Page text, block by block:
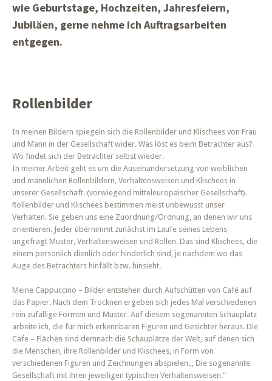
wie Geburtstage, Hochzeiten, Jahresfeiern,
Jubiläen, gerne nehme ich Auftragsarbeiten
entgegen.
Rollenbilder
In meinen Bildern spiegeln sich die Rollenbilder und Klischees von Frau
und Mann in der Gesellschaft wider. Was löst es beim Betrachter aus?
Wo findet sich der Betrachter selbst wieder.
In meiner Arbeit geht es um die Auseinandersetzung von weiblichen
und männlichen Rollenbildern, Verhaltensweisen und Klischees in
unserer Gesellschaft. (vorwiegend mitteleuropäischer Gesellschaft).
Rollenbilder und Klischees bestimmen meist unbewusst unser
Verhalten. Sie geben uns eine Zuordnung/Ordnung, an denen wir uns
orientieren. Jeder übernimmt zunächst im Laufe seines Lebens
ungefragt Muster, Verhaltensweisen und Rollen. Das sind Klischees, die
einem persönlich dienlich oder hinderlich sind, je nachdem wo das
Auge des Betrachters hinfällt bzw. hinsieht.
Meine Cappuccino – Bilder entstehen durch Aufschütten von Café auf
das Papier. Nach dem Trocknen ergeben sich jedes Mal verschiedenen
rein zufällige Formen und Muster. Auf diesem sogenannten Schauplatz
arbeite ich, die für mich erkennbaren Figuren und Gesichter heraus. Die
Cafe – Flächen sind demnach die Schauplätze der Welt, auf denen sich
die Menschen, ihre Rollenbilder und Klischees, in Form von
verschiedenen Figuren und Zeichnungen abspielen.„ Die sogenannte
Gesellschaft mit ihren jeweiligen typischen Verhaltensweisen.“